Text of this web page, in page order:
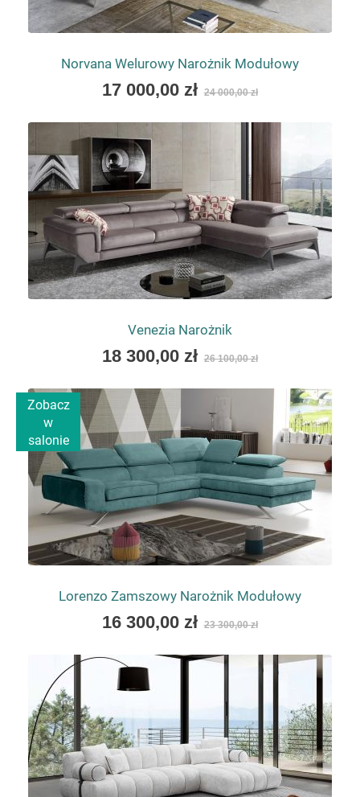
Norvana Welurowy Narożnik Modułowy
As
as
17 000,00 zł 24 000,00 zł
Venezia Narożnik
As
as
18 300,00 zł 26 100,00 zł
Zobacz
w
salonie
Lorenzo Zamszowy Narożnik Modułowy
As
16 300,00 zł 23 300,00 zł